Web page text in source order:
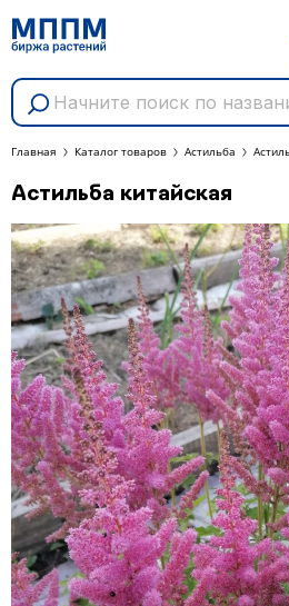
Главная Каталог товаров Астильба
Астильба китайская